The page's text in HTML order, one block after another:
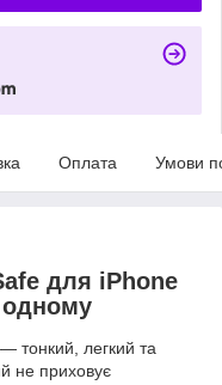
Оплата Умови
для iPhone
одному
— тонкий, легкий та
не приховує